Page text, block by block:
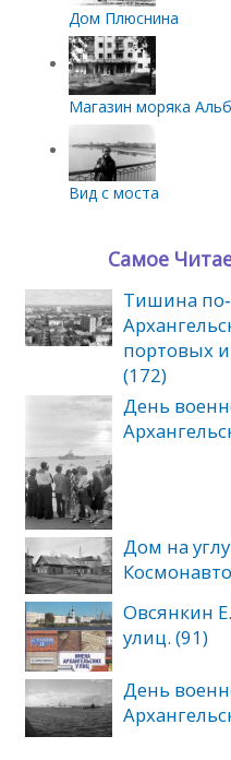
Дом Плюснина
Магазин моряка
Вид с моста
Самое
Тишина
портовых
(172)
День
Дом на
Овсянкин
улиц. (91)
День